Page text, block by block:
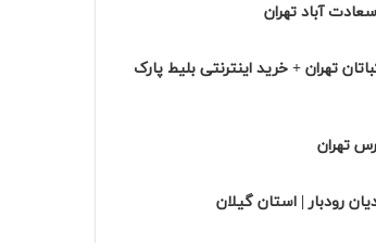
آباد تهران
تهران + خرید اینترنتی بلیط پارک
تهران
رودبار | استان گیلان